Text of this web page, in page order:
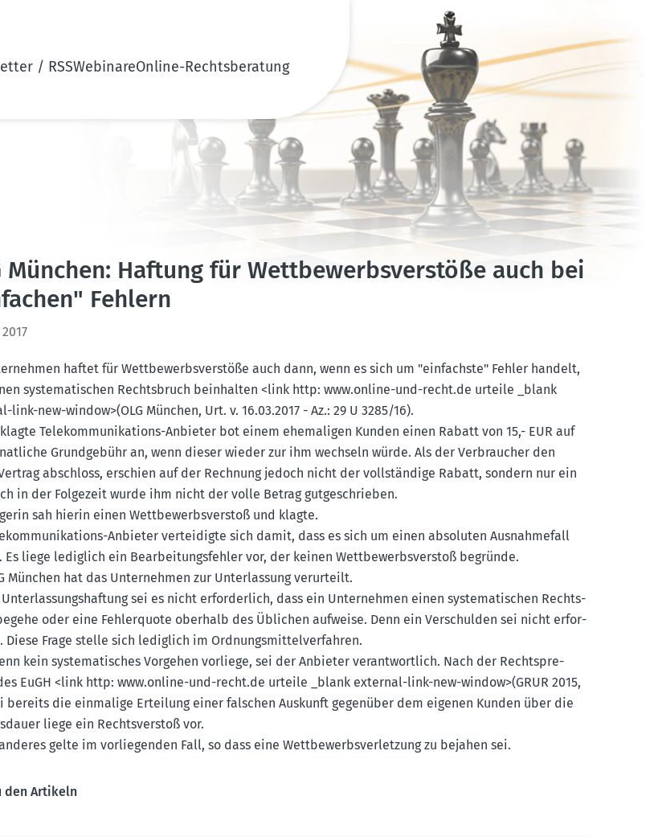
/ RSSWebinareOnline-Rechtsberatung
München: Haftung für Wettbe­werbs­ver­stöße auch bei
Fehlern
haftet für Wettbe­werbs­ver­stöße auch dann, wenn es sich um "einfachste" Fehler handelt,
syste­ma­ti­schen Rechts­bruch beinhalten <link http: www.​online-​und-​recht.​de urteile _blank
link-new-window>(OLG München, Urt. v. 16.03.2017 - Az.: 29 U 3285/16).
Telekom­mu­ni­ka­tions-Anbieter bot einem ehema­ligen Kunden einen Rabatt von 15,- EUR auf
Grund­gebühr an, wenn dieser wieder zur ihm wechseln würde. Als der Verbraucher den
abschloss, erschien auf der Rechnung jedoch nicht der vollständige Rabatt, sondern nur ein
in der Folgezeit wurde ihm nicht der volle Betrag gutge­schrieben.
sah hierin einen Wettbe­werbs­verstoß und klagte.
Anbieter vertei­digte sich damit, dass es sich um einen absoluten Ausnah­mefall
Es liege lediglich ein Bearbei­tungs­fehler vor, der keinen Wettbe­werbs­verstoß begründe.
München hat das Unter­nehmen zur Unter­lassung verur­teilt.
Unter­las­sungs­haftung sei es nicht erfor­derlich, dass ein Unter­nehmen einen syste­ma­ti­schen Rechts­
oder eine Fehler­quote oberhalb des Üblichen aufweise. Denn ein Verschulden sei nicht erfor­
Diese Frage stelle sich lediglich im Ordnungs­mit­tel­ver­fahren.
kein syste­ma­ti­sches Vorgehen vorliege, sei der Anbieter verant­wortlich. Nach der Recht­spre­
EuGH <link http: www.​online-​und-​recht.​de urteile _blank external-link-new-window>(GRUR 2015,
bereits die einmalige Erteilung einer falschen Auskunft gegenüber dem eigenen Kunden über die
liege ein Rechts­verstoß vor.
gelte im vorlie­genden Fall, so dass eine Wettbe­werbs­ver­letzung zu bejahen sei.
den Artikeln